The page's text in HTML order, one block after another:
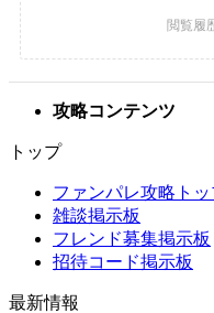
攻略コンテンツ
トップ
ファンパレ攻略トッ
雑談掲示板
フレンド募集掲示板
招待コード掲示板
最新情報